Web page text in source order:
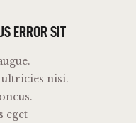
ERROR SIT
nisi.
eget